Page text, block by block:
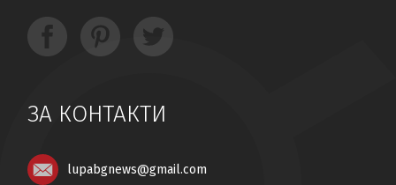
ЗА КОНТАКТИ
lupabgnews@gmail.com